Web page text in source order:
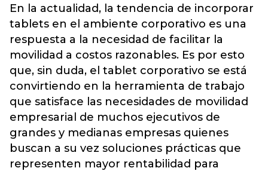
En la actualidad, la tendencia de incorporar
tablets en el ambiente corporativo es una
respuesta a la necesidad de facilitar la
movilidad a costos razonables. Es por esto
que, sin duda, el tablet corporativo se está
convirtiendo en la herramienta de trabajo
que satisface las necesidades de movilidad
empresarial de muchos ejecutivos de
grandes y medianas empresas quienes
buscan a su vez soluciones prácticas que
representen mayor rentabilidad para